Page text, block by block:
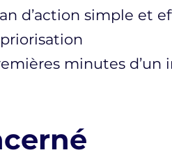
d’action simple et
minutes